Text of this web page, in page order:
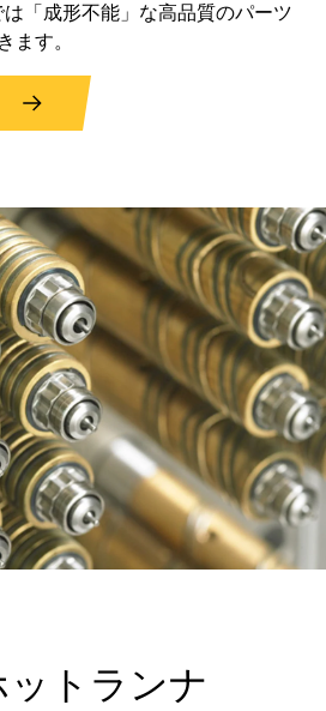
「成形不能」な高品質のパーツ
ます。
トランナ